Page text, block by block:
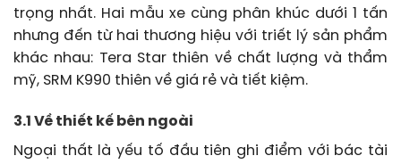
trọng nhất. Hai mẫu xe cùng phân khúc dưới 1 tấn
nhưng đến từ hai thương hiệu với triết lý sản phẩm
khác nhau: Tera Star thiên về chất lượng và thẩm
mỹ, SRM K990 thiên về giá rẻ và tiết kiệm.
3.1 Về thiết kế bên ngoài
Ngoại thất là yếu tố đầu tiên ghi điểm với bác tài